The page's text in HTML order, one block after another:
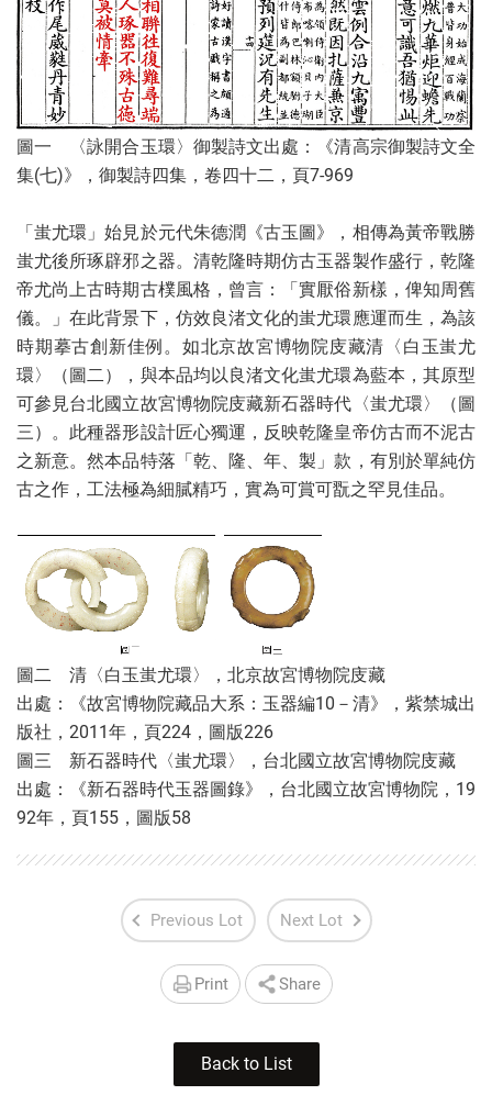
圖一 〈詠開合玉環〉御製詩文出處：《清高宗御製詩文全
集​(​七​)》，御製詩四集，卷四十二，頁​7-969
「蚩尤環」始見於元代朱德潤《古玉圖》，相傳為黃帝戰勝
蚩尤後所琢辟邪之器。清乾隆時期仿古玉器製作盛行，乾隆
帝尤尚上古時期古樸風格，曾言：「實厭俗新樣，俾知周舊
儀。」在此背景下，仿效良渚文化的蚩尤環應運而生，為該
時期摹古創新佳例。如北京故宮博物院庋藏清〈白玉蚩尤
環〉（圖二），與本品均以良渚文化蚩尤環為藍本，其原型
可參見台北國立故宮博物院庋藏新石器時代〈蚩尤環〉（圖
三）。此種器形設計匠心獨運，反映乾隆皇帝仿古而不泥古
之新意。然本品特落「乾、隆、年、製」款，有別於單純仿
古之作，工法極為細膩精巧，實為可賞可翫之罕見佳品。
圖二 清〈白玉蚩尤環〉，北京故宮博物院庋藏
出處：《故宮博物院藏品大系：玉器編10－清》，紫禁城出
版社，2011年，頁224，圖版226
圖三 新石器時代〈蚩尤環〉，台北國立故宮博物院庋藏
出處：《新石器時代玉器圖錄》，台北國立故宮博物院，19
92年，頁155，圖版58
Previous Lot Next Lot
Print Share
Back to List